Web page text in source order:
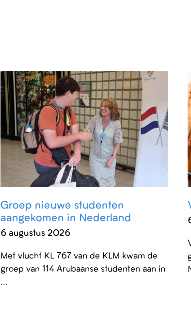
Groep nieuwe studenten
aangekomen in Nederland
6 augustus 2026
Met vlucht KL 767 van de KLM kwam de
groep van 114 Arubaanse studenten aan in
...